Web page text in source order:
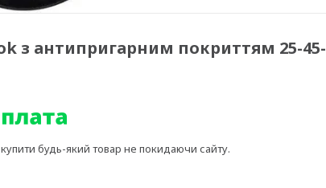
з антипригарним покриттям 25-45-
будь-який товар не покидаючи сайту.